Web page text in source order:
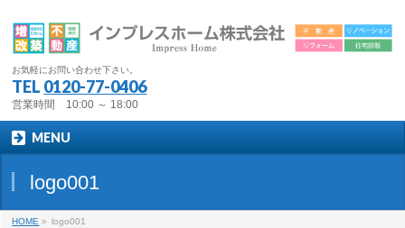
お気軽にお問い合わせ下さい。
TEL 0120-77-0406
営業時間 10:00 ～ 18:00
MENU
logo001
HOME » logo001